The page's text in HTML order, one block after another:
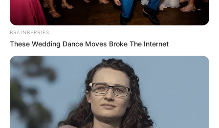
Email address:
BRAINBERRIES
These Wedding Dance Moves Broke The Internet